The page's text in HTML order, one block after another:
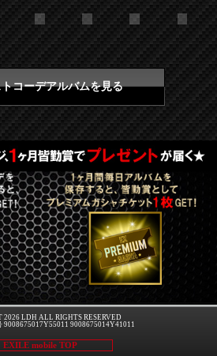
コーデアルバムを見る
2026 LDH ALL RIGHTS RESERVED
9008675017Y55011 9008675014Y41011
EXILE mobile TOP